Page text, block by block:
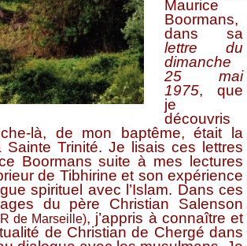
Maurice
Boormans,
dans sa
lettre du
dimanche
25 mai
1975, que
je
découvris
là, de mon baptême, était la
Sainte Trinité. Je lisais ces lettres
Boormans suite à mes lectures
de Tibhirine et son expérience
spirituel avec l’Islam. Dans ces
du père Christian Salenson
de Marseille), j’appris à connaître et
de Christian de Chergé dans